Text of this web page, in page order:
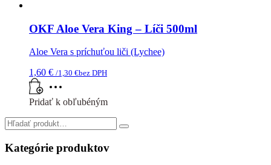
OKF Aloe Vera King – Líči 500ml
Aloe Vera s príchuťou liči (Lychee)
1,60 € /1,30 €bez DPH
Pridať k obľubéným
Search
for:
Kategórie produktov